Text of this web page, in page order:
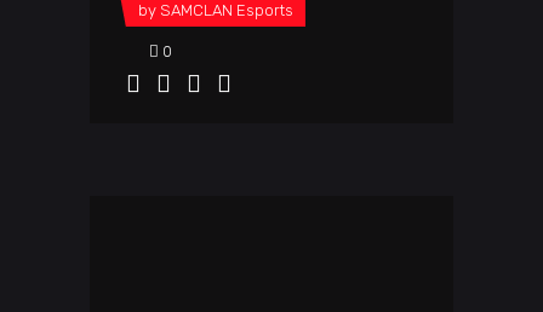
by SAMCLAN Esports
0